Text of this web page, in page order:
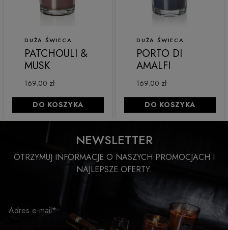
DUŻA ŚWIECA
PATCHOULI &
MUSK
169.00 zł
DO KOSZYKA
DUŻA ŚWIECA
PORTO DI
AMALFI
169.00 zł
DO KOSZYKA
NEWSLETTER
OTRZYMUJ INFORMACJE O NASZYCH PROMOCJACH I
NAJLEPSZE OFERTY.
Adres e-mail*